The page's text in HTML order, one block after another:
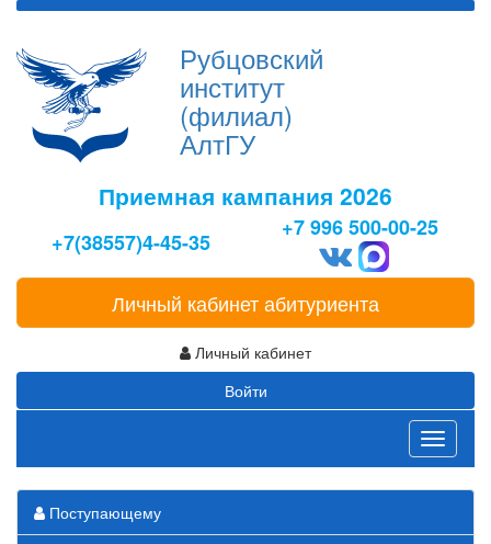
Рубцовский
институт
(филиал)
АлтГУ
Приемная кампания 2026
+7(38557)4-45-35
+7 996 500-00-25
Личный кабинет абитуриента
Личный кабинет
Войти
Toggle
Поступающему